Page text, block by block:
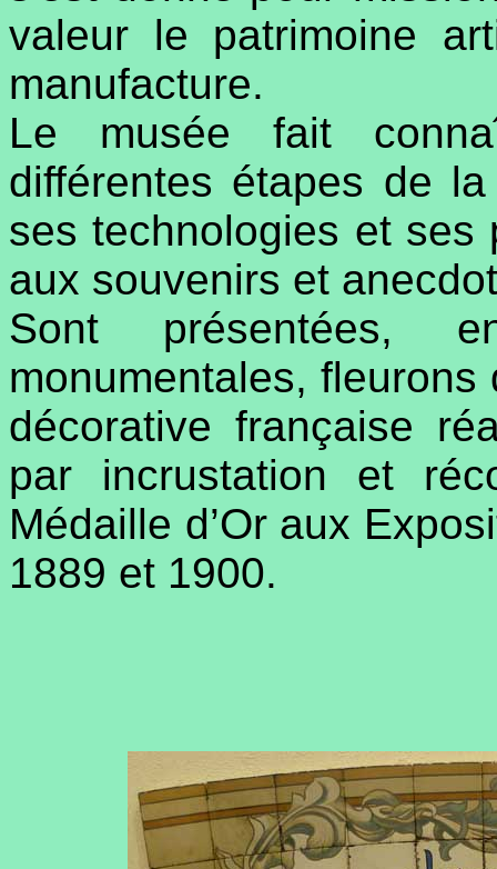
valeur le patrimoine
manufacture.
Le musée fait
différentes étapes de
ses technologies et ses
aux souvenirs et
Sont présentées,
monumentales,
décorative française
par incrustation et
Médaille d’Or aux
1889 et 1900.